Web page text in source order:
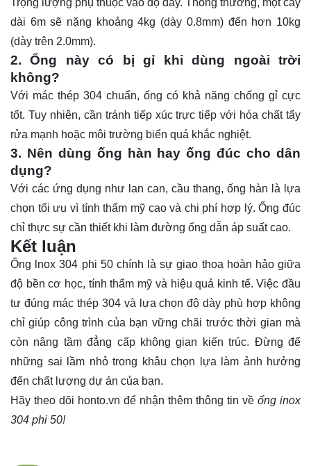
Trọng lượng phụ thuộc vào độ dày. Thông thường, một cây
dài 6m sẽ nặng khoảng 4kg (dày 0.8mm) đến hơn 10kg
(dày trên 2.0mm).
2. Ống này có bị gỉ khi dùng ngoài trời
không?
Với mác thép 304 chuẩn, ống có khả năng chống gỉ cực
tốt. Tuy nhiên, cần tránh tiếp xúc trực tiếp với hóa chất tẩy
rửa mạnh hoặc môi trường biển quá khắc nghiệt.
3. Nên dùng ống hàn hay ống đúc cho dân
dụng?
Với các ứng dụng như lan can, cầu thang, ống hàn là lựa
chọn tối ưu vì tính thẩm mỹ cao và chi phí hợp lý. Ống đúc
chỉ thực sự cần thiết khi làm đường ống dẫn áp suất cao.
Kết luận
Ống lnox 304 phi 50 chính là sự giao thoa hoàn hảo giữa
độ bền cơ học, tính thẩm mỹ và hiệu quả kinh tế. Việc đầu
tư đúng mác thép 304 và lựa chọn độ dày phù hợp không
chỉ giúp công trình của bạn vững chãi trước thời gian mà
còn nâng tầm đẳng cấp không gian kiến trúc. Đừng để
những sai lầm nhỏ trong khâu chọn lựa làm ảnh hưởng
đến chất lượng dự án của bạn.
Hãy theo dõi honto.vn để nhận thêm thông tin về ống inox
304 phi 50!